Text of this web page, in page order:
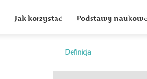
Jak korzystać Podstawy naukowe
Definicja